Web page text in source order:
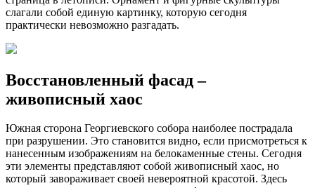
слагали собой единую картинку, которую сегодня
практически невозможно разгадать.
Восстановленный фасад –
живописный хаос
Южная сторона Георгиевского собора наиболее пострадала
при разрушении. Это становится видно, если присмотреться к
нанесенным изображениям на белокаменные стены. Сегодня
эти элементы представляют собой живописный хаос, но
который завораживает своей невероятной красотой. Здесь